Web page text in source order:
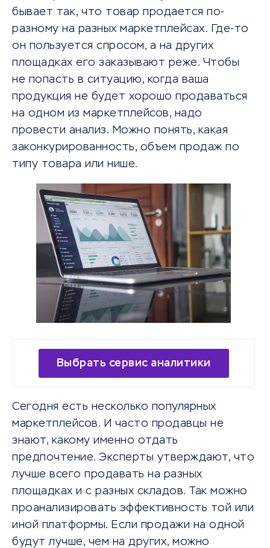
бывает так, что товар продается по-
разному на разных маркетплейсах. Где-то
он пользуется спросом, а на других
площадках его заказывают реже. Чтобы
не попасть в ситуацию, когда ваша
продукция не будет хорошо продаваться
на одном из маркетплейсов, надо
провести анализ. Можно понять, какая
законкурированность, объем продаж по
типу товара или нише.
Выбрать сервис аналитики
Сегодня есть несколько популярных
маркетплейсов. И часто продавцы не
знают, какому именно отдать
предпочтение. Эксперты утверждают, что
лучше всего продавать на разных
площадках и с разных складов. Так можно
проанализировать эффективность той или
иной платформы. Если продажи на одной
будут лучше, чем на других, можно